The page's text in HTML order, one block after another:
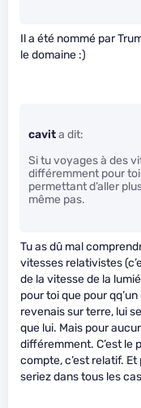
Il a été nommé par
le domaine :)
cavita dit:
Si tu voyages à des
différemment pour
permettant d’aller
même pas.
Tu as dû mal
vitesses relativistes
de la vitesse de la
pour toi que pour
revenais sur terre, lui
que lui. Mais pour
différemment. C’est le
compte, c’est relatif.
seriez dans tous les